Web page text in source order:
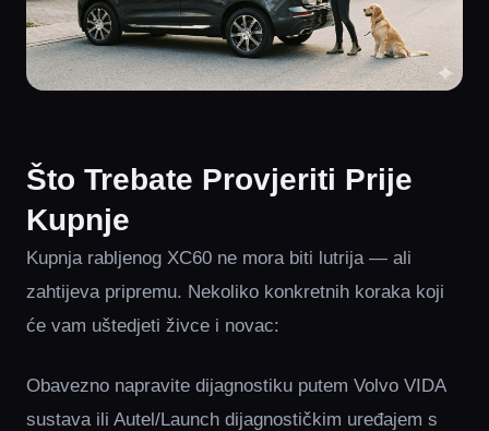
Što Trebate Provjeriti Prije
Kupnje
Kupnja rabljenog XC60 ne mora biti lutrija — ali
zahtijeva pripremu. Nekoliko konkretnih koraka koji
će vam uštedjeti živce i novac:
Obavezno napravite dijagnostiku putem Volvo VIDA
sustava ili Autel/Launch dijagnostičkim uređajem s